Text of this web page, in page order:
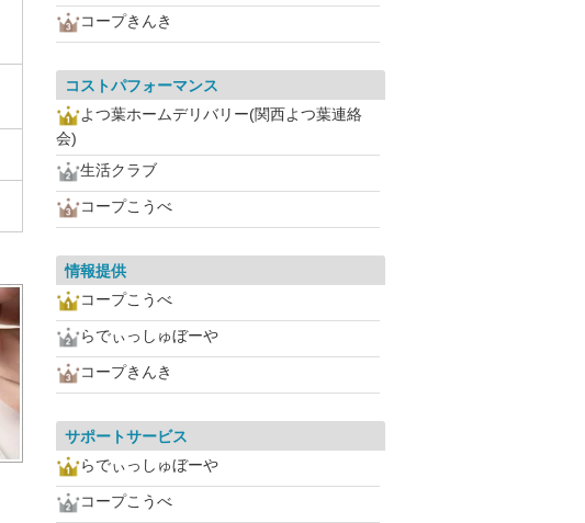
コープきんき
コストパフォーマンス
よつ葉ホームデリバリー(関西よつ葉連絡
会)
生活クラブ
コープこうべ
情報提供
コープこうべ
らでぃっしゅぼーや
コープきんき
サポートサービス
らでぃっしゅぼーや
コープこうべ